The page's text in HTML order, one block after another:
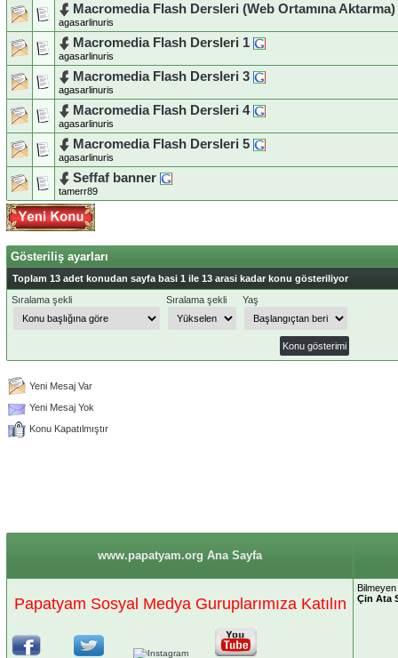
Macromedia Flash Dersleri (Web Ortamına Aktarma)
agasarlinuris
Macromedia Flash Dersleri 1
agasarlinuris
Macromedia Flash Dersleri 3
agasarlinuris
Macromedia Flash Dersleri 4
agasarlinuris
Macromedia Flash Dersleri 5
agasarlinuris
Seffaf banner
tamerr89
Gösteriliş ayarları
Toplam 13 adet konudan sayfa basi 1 ile 13 arasi kadar konu gösteriliyor
Sıralama şekli
Sıralama şekli Yaş
Yeni Mesaj Var
Yeni Mesaj Yok
Konu Kapatılmıştır
www.papatyam.org Ana Sayfa
Papatyam Sosyal Medya Guruplarımıza Katılın
Çin Ata